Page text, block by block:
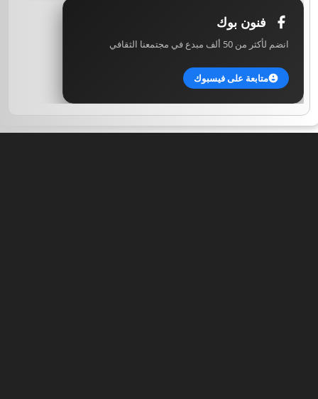
فنون بوك
انضم لأكثر من 50 ألف مبدع في مجتمعنا الثقافي
متابعة على فيسبوك